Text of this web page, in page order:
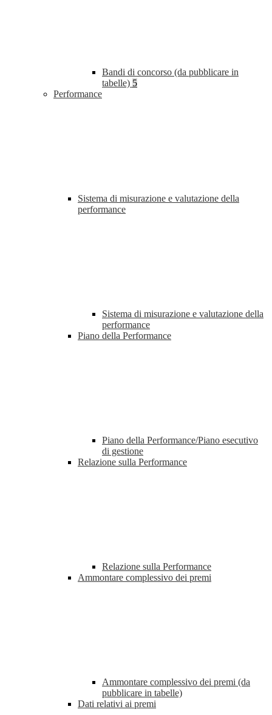
Bandi di concorso (da pubblicare in
tabelle) 5
Performance
Sistema di misurazione e valutazione della
performance
Sistema di misurazione e valutazione della
performance
Piano della Performance
Piano della Performance/Piano esecutivo
di gestione
Relazione sulla Performance
Relazione sulla Performance
Ammontare complessivo dei premi
Ammontare complessivo dei premi (da
pubblicare in tabelle)
Dati relativi ai premi